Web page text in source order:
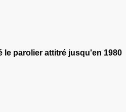
le parolier attitré jusqu'en 1980